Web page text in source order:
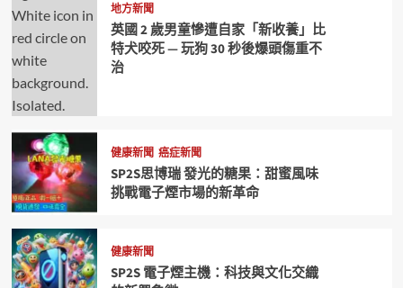
地方新聞
英國 2 歲男童慘遭自家「新收養」比
特犬咬死 — 玩狗 30 秒後爆頭傷重不
治
健康新聞 癌症新聞
SP2S思博瑞 發光的糖果：甜蜜風味
挑戰電子煙市場的新革命
健康新聞
SP2S 電子煙主機：科技與文化交織